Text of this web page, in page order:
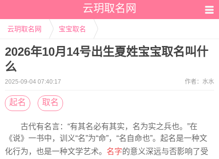
云玥取名网
云玥取名网 宝宝取名
2026年10月14号出生夏姓宝宝取名叫什
么
2025-09-04 07:40:17 作者： 水水
起名 取名
古代有名言：“有其名必有其实，名为实之兵也。”在
《说》一书中，训义“名”为“命”，“名自命也”。起名是一种文
化行为，也是一种文学艺术。 名字的意义深远与否影响了受